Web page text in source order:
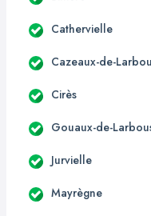
Cathervielle
Cazeaux-de-
Cirès
Gouaux-de-
Jurvielle
Mayrègne